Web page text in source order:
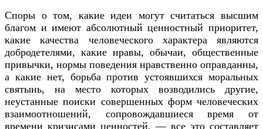
Споры о том, какие идеи могут считаться высшим
благом и имеют абсолютный ценностный приоритет,
какие качества человеческого характера являются
добродетелями, какие нравы, обычаи, общественные
привычки, нормы поведения нравственно оправданны,
а какие нет, борьба против устоявшихся моральных
святынь, на место которых возводились другие,
неустанные поиски совершенных форм человеческих
взаимоотношений, сопровождавшиеся время от
времени кризисами ценностей, — все это составляет